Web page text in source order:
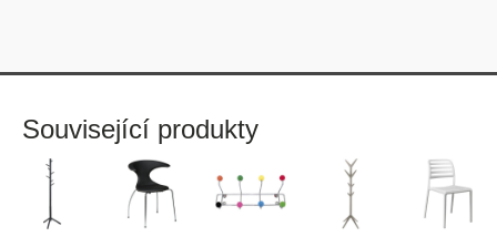
Související produkty